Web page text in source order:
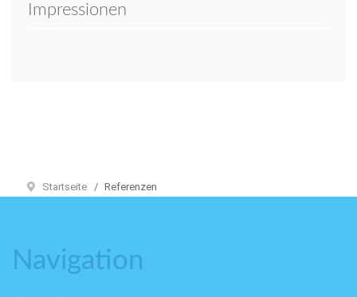
Impressionen
Startseite Referenzen
Navigation